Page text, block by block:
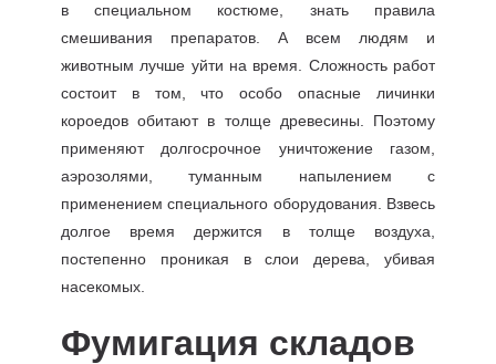
в специальном костюме, знать правила
смешивания препаратов. А всем людям и
животным лучше уйти на время. Сложность работ
состоит в том, что особо опасные личинки
короедов обитают в толще древесины. Поэтому
применяют долгосрочное уничтожение газом,
аэрозолями, туманным напылением с
применением специального оборудования. Взвесь
долгое время держится в толще воздуха,
постепенно проникая в слои дерева, убивая
насекомых.
Фумигация складов